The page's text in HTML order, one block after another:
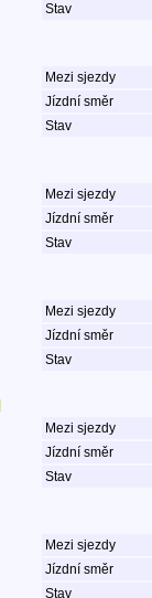
Stav
Mezi sjezdy
Jízdní směr
Stav
Mezi sjezdy
Jízdní směr
Stav
Mezi sjezdy
Jízdní směr
Stav
Mezi sjezdy
Jízdní směr
Stav
Mezi sjezdy
Jízdní směr
Stav